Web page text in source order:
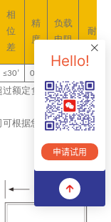
相
位
差
精
度
负载
电阻
耐压
≤30’ 0.
过额定负载能力可能会
根据您的技术和结构
Hello!
申请试用